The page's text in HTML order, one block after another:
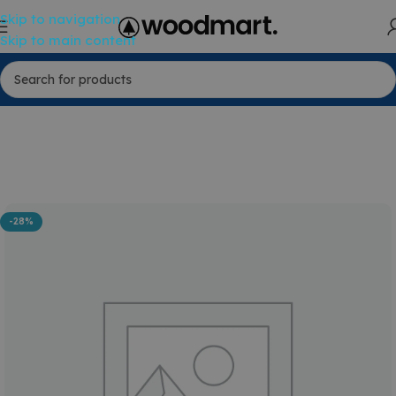
Skip to navigation
Skip to main content
-28%